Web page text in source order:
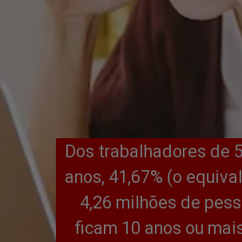
Dos trabalhadores de
anos, 41,67% (o
4,26 milhões de
ficam 10 anos ou